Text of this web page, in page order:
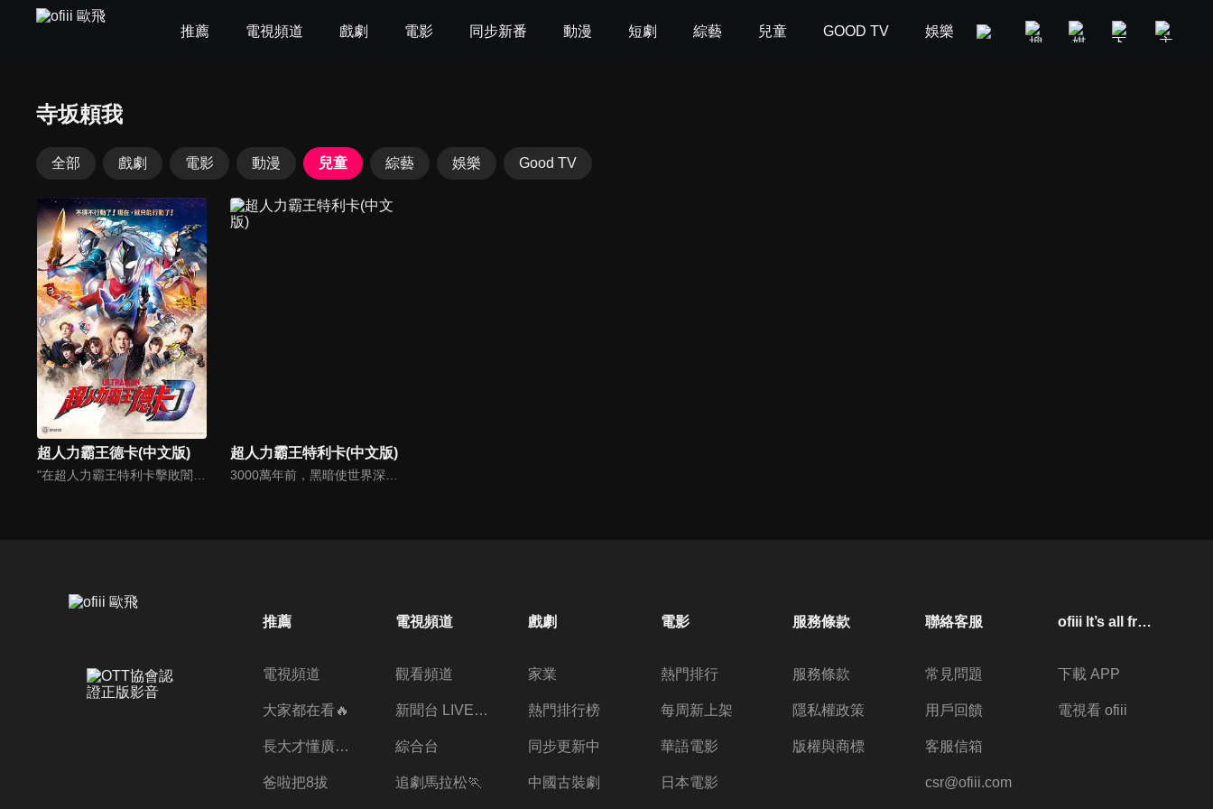
推薦 電視頻道 戲劇 電影 同步新番 動漫 短劇 綜藝 兒童 GOOD TV 娛樂 美食旅遊 新聞政論
寺坂頼我
全部 戲劇 電影 動漫 兒童 綜藝 娛樂 Good TV
超人力霸王德卡(中文版) 超人力霸王特利卡(中文版)
推薦
電視頻道
大家都在看🔥
長大才懂廣志的偉大
爸啦把8拔
電視頻道
觀看頻道
新聞台 LIVE 直播
綜合台
追劇馬拉松🏃
戲劇
家業
熱門排行榜
同步更新中
中國古裝劇
電影
熱門排行
每周新上架
華語電影
日本電影
服務條款
服務條款
隱私權政策
版權與商標
聯絡客服
常見問題
用戶回饋
客服信箱
csr@ofiii.com
ofiii lt’s all free
下載 APP
電視看 ofiii